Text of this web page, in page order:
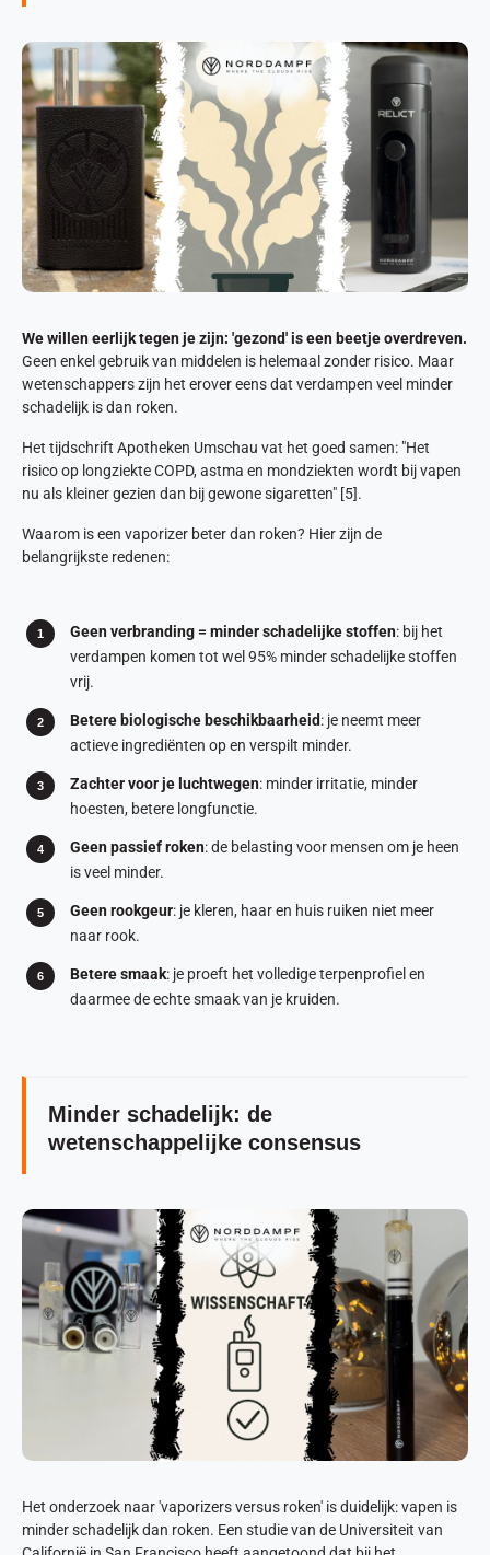
We willen eerlijk tegen je zijn: 'gezond' is een beetje overdreven.
Geen enkel gebruik van middelen is helemaal zonder risico. Maar
wetenschappers zijn het erover eens dat verdampen veel minder
schadelijk is dan roken.
Het tijdschrift Apotheken Umschau vat het goed samen: "Het
risico op longziekte COPD, astma en mondziekten wordt bij vapen
nu als kleiner gezien dan bij gewone sigaretten" [5].
Waarom is een vaporizer beter dan roken? Hier zijn de
belangrijkste redenen:
Geen verbranding = minder schadelijke stoffen: bij het
verdampen komen tot wel 95% minder schadelijke stoffen
vrij.
Betere biologische beschikbaarheid: je neemt meer
actieve ingrediënten op en verspilt minder.
Zachter voor je luchtwegen: minder irritatie, minder
hoesten, betere longfunctie.
Geen passief roken: de belasting voor mensen om je heen
is veel minder.
Geen rookgeur: je kleren, haar en huis ruiken niet meer
naar rook.
Betere smaak: je proeft het volledige terpenprofiel en
daarmee de echte smaak van je kruiden.
Minder schadelijk: de
wetenschappelijke consensus
Het onderzoek naar 'vaporizers versus roken' is duidelijk: vapen is
minder schadelijk dan roken. Een studie van de Universiteit van